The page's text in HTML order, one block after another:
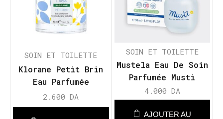
SOIN ET TOILETTE
Klorane Petit Brin
Eau Parfumée
2.600DA
SOIN ET TOILETTE
Mustela Eau De Soin
Parfumée Musti
4.000 DA
AJOUTER AU